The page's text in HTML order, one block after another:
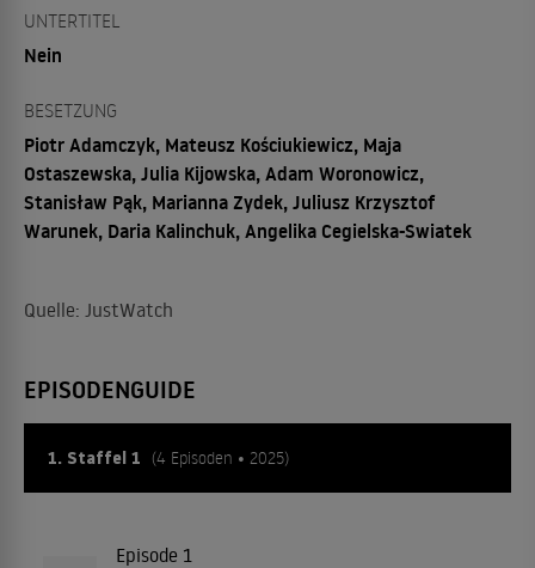
UNTERTITEL
Nein
BESETZUNG
Piotr Adamczyk, Mateusz Kościukiewicz, Maja
Ostaszewska, Julia Kijowska, Adam Woronowicz,
Stanisław Pąk, Marianna Zydek, Juliusz Krzysztof
Warunek, Daria Kalinchuk, Angelika Cegielska-Swiatek
Quelle: JustWatch
EPISODENGUIDE
1. Staffel 1 (4 Episoden • 2025)
Episode 1